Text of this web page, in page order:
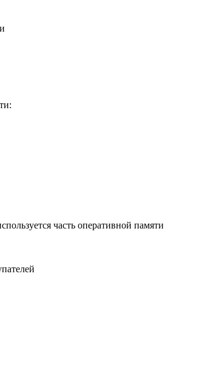
часть оперативной памяти